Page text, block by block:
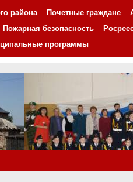
района Почетные граждане
Пожарная безопасность
программы